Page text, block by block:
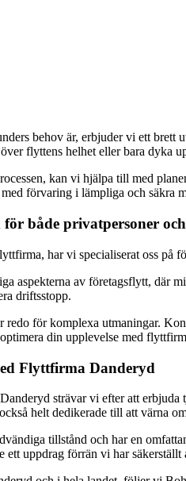
behov är, erbjuder vi ett
flyttens helhet eller bara dyka
kan vi hjälpa till med
förvaring i lämpliga och säkra
både privatpersoner
har vi specialiserat oss på
aspekterna av företagsflytt, där
driftsstopp.
redo för komplexa utmaningar.
din upplevelse med
Flyttfirma Danderyd
strävar vi efter att
helt dedikerade till att värna
tillstånd och har en
ett uppdrag förrän vi har